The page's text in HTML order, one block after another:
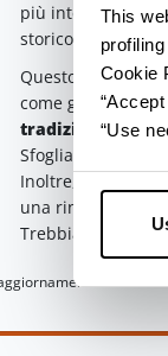
This
Cookie
“Use
più interessanti
storico.
Questo itinerario
come già detto,
tradizione
Sfoglia fresca,
Inoltre, le colline
una rinomata
Trebbiano,
24/06/